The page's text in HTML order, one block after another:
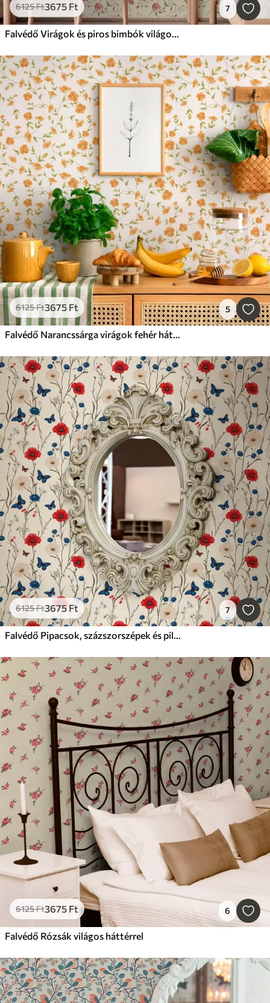
6125Ft3675 Ft 7
Falvédő Virágok és piros bimbók világos háttéren
6125Ft3675 Ft 5
Falvédő Narancssárga virágok fehér háttéren
6125Ft3675 Ft 7
Falvédő Pipacsok, százszorszépek és pillangók fehér háttéren
6125Ft3675 Ft 6
Falvédő Rózsák világos háttérrel